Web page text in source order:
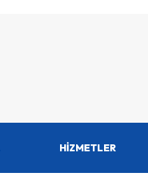
HİZMETLER